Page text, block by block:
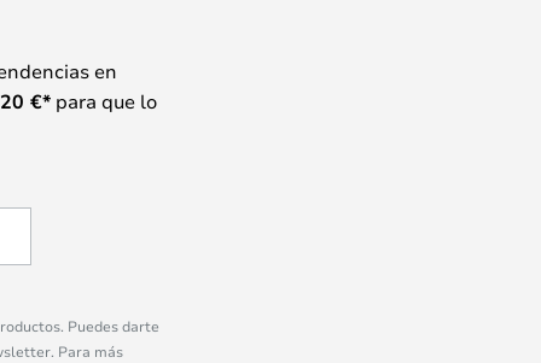
en
20 €*para que lo
Puedes darte
Para más